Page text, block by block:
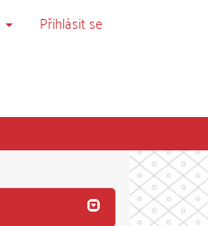
Přihlásit se